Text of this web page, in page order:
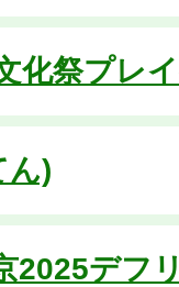
化祭プレ
ん)
2025デフ